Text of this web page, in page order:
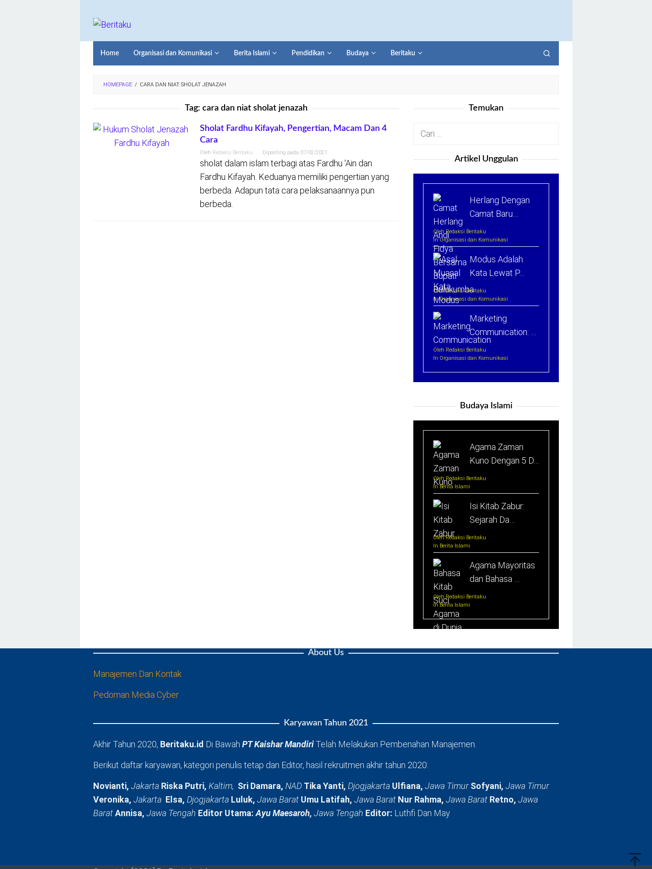
Home Organisasi dan Komunikasi Berita Islami Pendidikan Budaya Beritaku
HOMEPAGE / CARA DAN NIAT SHOLAT JENAZAH
Tag: cara dan niat sholat jenazah
Sholat Fardhu Kifayah, Pengertian, Macam Dan 4
Cara
Oleh Redaksi Beritaku Diposting pada 07/02/2021
sholat dalam islam terbagi atas Fardhu ‘Ain dan
Fardhu Kifayah. Keduanya memiliki pengertian yang
berbeda. Adapun tata cara pelaksanaannya pun
berbeda.
Temukan
Cari
Artikel Unggulan
Herlang Dengan
Camat Baru…
Oleh Redaksi Beritaku
In Organisasi dan Komunikasi
Modus Adalah
Kata Lewat P…
Oleh Redaksi Beritaku
In Organisasi dan Komunikasi
Marketing
Communication: …
Oleh Redaksi Beritaku
In Organisasi dan Komunikasi
Budaya Islami
Agama Zaman
Kuno Dengan 5 D…
Oleh Redaksi Beritaku
In Berita Islami
Isi Kitab Zabur:
Sejarah Da…
Oleh Redaksi Beritaku
In Berita Islami
Agama Mayoritas
dan Bahasa …
Oleh Redaksi Beritaku
In Berita Islami
About Us
Manajemen Dan Kontak
Pedoman Media Cyber
Karyawan Tahun 2021
Akhir Tahun 2020, Beritaku.id Di Bawah PT Kaishar MandiriTelah Melakukan Pembenahan Manajemen.
Berikut daftar karyawan, kategori penulis tetap dan Editor, hasil rekruitmen akhir tahun 2020:
Novianti, Jakarta Riska Putri, Kaltim, Sri Damara, NAD Tika Yanti, Djogjakarta Ulfiana, Jawa TimurSofyani, Jawa Timur
Veronika, Jakarta Elsa, Djogjakarta Luluk, Jawa Barat Umu Latifah, Jawa Barat Nur Rahma, Jawa Barat Retno, Jawa
BaratAnnisa, Jawa Tengah Editor Utama:Ayu Maesaroh, Jawa Tengah Editor: Luthfi Dan May